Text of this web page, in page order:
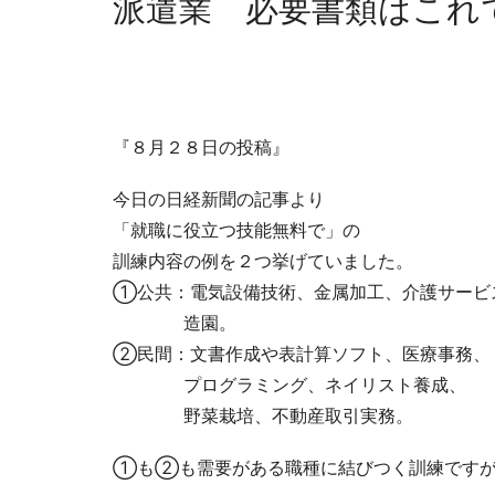
派遣業 必要書類はこれ
『８月２８日の投稿』
今日の日経新聞の記事より
「就職に役立つ技能無料で」の
訓練内容の例を２つ挙げていました。
①公共：電気設備技術、金属加工、介護サービ
造園。
②民間：文書作成や表計算ソフト、医療事務、
プログラミング、ネイリスト養成、
野菜栽培、不動産取引実務。
①も②も需要がある職種に結びつく訓練です